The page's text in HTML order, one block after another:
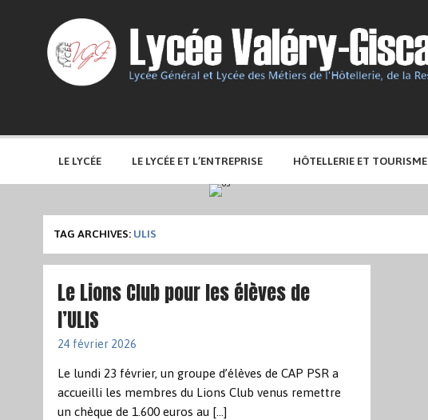
LE LYCÉE LE LYCÉE ET L’ENTREPRISE HÔTELLERIE ET TOURISME
TAG ARCHIVES: ULIS
Le Lions Club pour les élèves de
l’ULIS
24 février 2026
Le lundi 23 février, un groupe d’élèves de CAP PSR a
accueilli les membres du Lions Club venus remettre
un chèque de 1.600 euros au […]